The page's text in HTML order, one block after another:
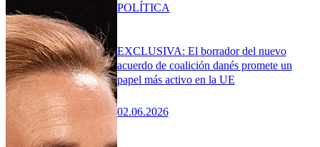
EXCLUSIVA: El borrador del nuevo
acuerdo de coalición danés promete un
papel más activo en la UE
02.06.2026
POLÍTICA